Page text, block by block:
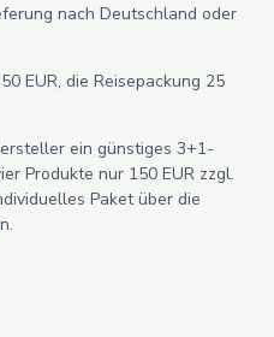
nach Deutschland oder
EUR, die Reisepackung 25
ein günstiges 3+1-
Produkte nur 150 EUR zzgl.
Paket über die